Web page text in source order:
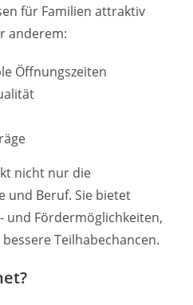
für Familien attraktiv
anderem:
Öffnungszeiten
nicht nur die
und Beruf. Sie bietet
und Fördermöglichkeiten,
Teilhabechancen.